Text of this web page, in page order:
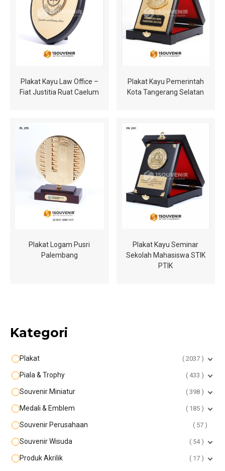
Plakat Kayu Law Office –
Fiat Justitia Ruat Caelum
Plakat Kayu Pemerintah
Kota Tangerang Selatan
Plakat Logam Pusri
Palembang
Plakat Kayu Seminar
Sekolah Mahasiswa STIK
PTIK
Kategori
Plakat 2037
Piala & Trophy 433
Souvenir Miniatur 398
Medali & Emblem 185
Souvenir Perusahaan 57
Souvenir Wisuda 54
Produk Akrilik 17